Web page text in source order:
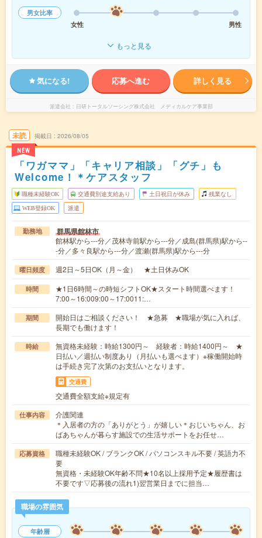
男女比率
女性
男性
もっと見る
気になる! 応募へ進む 詳しく見る
派遣会社 日研トータルソーシング株式会社 メディカルケア事業部
未読
NEW
掲載日 2026/08/05
「ワガママ」「キャリア相談」「グチ」も
Welcome！＊ケアスタッフ
職種未経験OK 交通費別途支給あり 土日祝日が休み 残業なし
WEB登録OK 派遣
勤務地 群馬県館林市
館林駅から---分／茂林寺前駅から---分／成島(群馬県)駅から--
-分／多々良駅から---分／渡瀬(群馬県)駅から---分
曜日頻度 週2日～5日OK（月～金） ★土日休みOK
時間
★1日6時間～の時短シフトOK★スタート時間選べます！
7:00～16:009:00～17:0011:…
期間
開始日はご相談ください！ ★急募 ★職場が気に入れば、
長期でも働けます！
時給
無資格未経験：時給1300円～ 経験者：時給1400円～ ★
日払い／週払い制度あり（月払いも選べます）※稼働開始時
は手続き完了次第のお支払いとなります。
交通費
交通費全額支給※規定有
仕事内容
介護関連
＊入居者の方の「ありがとう」が嬉しい＊おじいちゃん、お
ばあちゃんが暮らす施設での生活サポートをお任せ…
応募資格
職種未経験OK / ブランクOK / パソコンスキル不要 / 英語力不
要
無資格・未経験OK年齢不問★10名以上採用予定★履歴書は
不要です▽応募後の流れ1)翌営業日までに担当…
職場の雰囲気
年齢層